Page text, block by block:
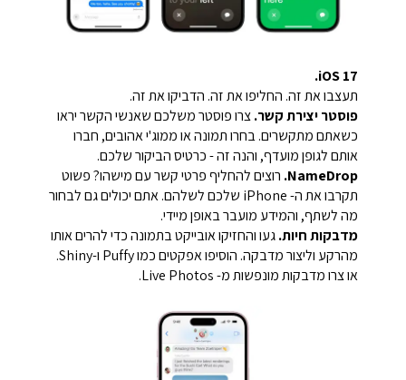
iOS 17.
תעצבו את זה. החליפו את זה. הדביקו את זה.
פוסטר יצירת קשר.צרו פוסטר משלכם שאנשי הקשר יראו
כשאתם מתקשרים. בחרו תמונה או ממוג'י אהובים, חברו
אותם לגופן מועדף, והנה זה - כרטיס הביקור שלכם.
NameDrop. רוצים להחליף פרטי קשר עם מישהו? פשוט
תקרבו את ה- iPhone שלכם לשלהם. אתם יכולים גם לבחור
מה לשתף, והמידע מועבר באופן מיידי.
מדבקות חיות.געו והחזיקו אובייקט בתמונה כדי להרים אותו
מהרקע וליצור מדבקה. הוסיפו אפקטים כמו Puffy ו-Shiny.
או צרו מדבקות מונפשות מ- Live Photos.